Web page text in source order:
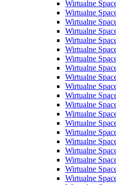
Wirtualne
Wirtualne
Wirtualne
Wirtualne
Wirtualne
Wirtualne
Wirtualne
Wirtualne
Wirtualne
Wirtualne
Wirtualne
Wirtualne
Wirtualne
Wirtualne
Wirtualne
Wirtualne
Wirtualne
Wirtualne
Wirtualne
Wirtualne
Wirtualne